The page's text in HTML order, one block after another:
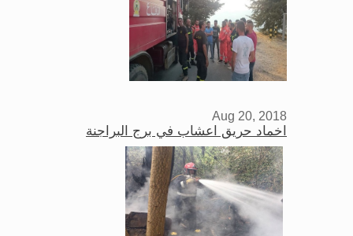
Aug 20, 2018
اخماد حريق اعشاب في برج البراجنة